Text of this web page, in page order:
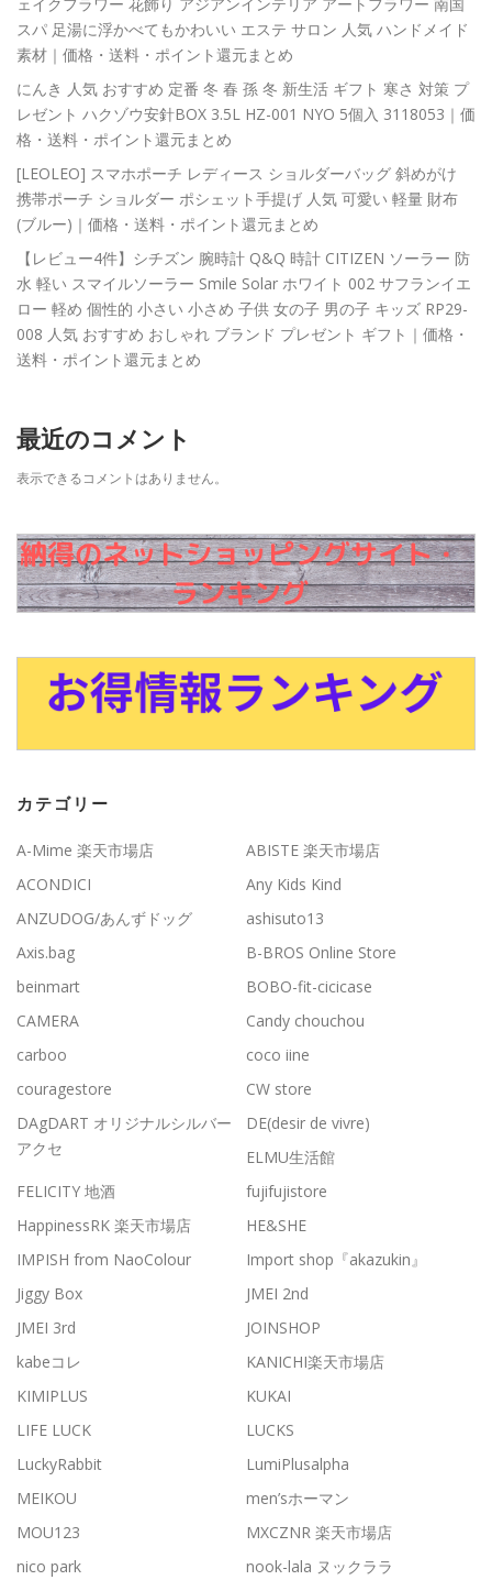
スパ 足湯に浮かべてもかわいい エステ サロン 人気 ハンドメイド
素材｜価格・送料・ポイント還元まとめ
にんき 人気 おすすめ 定番 冬 春 孫 冬 新生活 ギフト 寒さ 対策 プ
レゼント ハクゾウ安針BOX 3.5L HZ-001 NYO 5個入 3118053｜価
格・送料・ポイント還元まとめ
[LEOLEO] スマホポーチ レディース ショルダーバッグ 斜めがけ
携帯ポーチ ショルダー ポシェット手提げ 人気 可愛い 軽量 財布
(ブルー)｜価格・送料・ポイント還元まとめ
【レビュー4件】シチズン 腕時計 Q&Q 時計 CITIZEN ソーラー 防
水 軽い スマイルソーラー Smile Solar ホワイト 002 サフランイエ
ロー 軽め 個性的 小さい 小さめ 子供 女の子 男の子 キッズ RP29-
008 人気 おすすめ おしゃれ ブランド プレゼント ギフト｜価格・
送料・ポイント還元まとめ
最近のコメント
表示できるコメントはありません。
カテゴリー
A-Mime 楽天市場店
ABISTE 楽天市場店
ACONDICI
Any Kids Kind
ANZUDOG/あんずドッグ
ashisuto13
Axis.bag
B-BROS Online Store
beinmart
BOBO-fit-cicicase
CAMERA
Candy chouchou
carboo
coco iine
couragestore
CW store
DAgDART オリジナルシルバー
アクセ
DE(desir de vivre)
ELMU生活館
FELICITY 地酒
fujifujistore
HappinessRK 楽天市場店
HE&SHE
IMPISH from NaoColour
Import shop『akazukin』
Jiggy Box
JMEI 2nd
JMEI 3rd
JOINSHOP
kabeコレ
KANICHI楽天市場店
KIMIPLUS
KUKAI
LIFE LUCK
LUCKS
LuckyRabbit
LumiPlusalpha
MEIKOU
men’sホーマン
MOU123
MXCZNR 楽天市場店
nico park
nook-lala ヌックララ